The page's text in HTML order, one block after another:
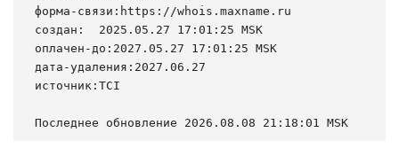
форма-связи:https://whois.maxname.ru
создан:  2025.05.27 17:01:25 MSK
оплачен-до:2027.05.27 17:01:25 MSK
дата-удаления:2027.06.27
источник:TCI
Последнее обновление 2026.08.08 21:18:01 MSK